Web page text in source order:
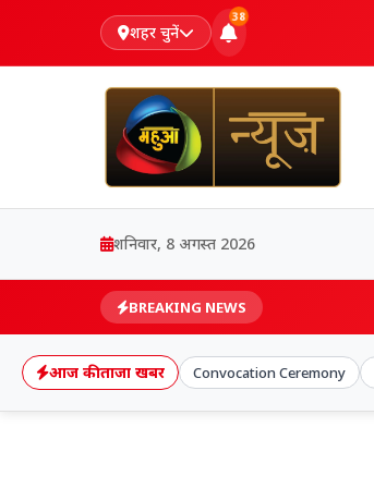
शहर चुनें
38
शनिवार, 8 अगस्त 2026
BREAKING NEWS
आज की ताजा खबर Convocation Ceremony